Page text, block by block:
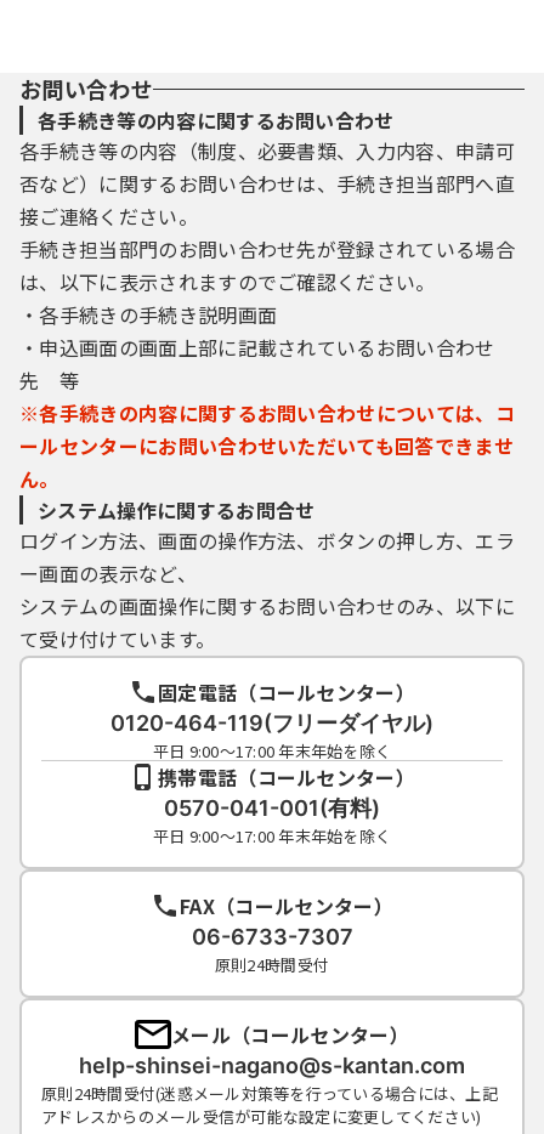
お問い合わせ
各手続き等の内容に関するお問い合わせ
各手続き等の内容（制度、必要書類、入力内容、申請可
否など）に関するお問い合わせは、手続き担当部門へ直
接ご連絡ください。
手続き担当部門のお問い合わせ先が登録されている場合
は、以下に表示されますのでご確認ください。
・各手続きの手続き説明画面
・申込画面の画面上部に記載されているお問い合わせ
先 等
※各手続きの内容に関するお問い合わせについては、コ
ールセンターにお問い合わせいただいても回答できませ
ん。
システム操作に関するお問合せ
ログイン方法、画面の操作方法、ボタンの押し方、エラ
ー画面の表示など、
システムの画面操作に関するお問い合わせのみ、以下に
て受け付けています。
固定電話（コールセンター）
0120-464-119(フリーダイヤル)
平日 9:00～17:00 年末年始を除く
携帯電話（コールセンター）
0570-041-001(有料)
平日 9:00～17:00 年末年始を除く
FAX（コールセンター）
06-6733-7307
原則24時間受付
メール（コールセンター）
help-shinsei-nagano@s-kantan.com
原則24時間受付(迷惑メール対策等を行っている場合には、上記
アドレスからのメール受信が可能な設定に変更してください)